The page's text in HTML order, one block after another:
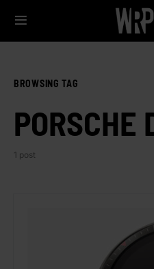
BROWSING TAG
PORSCHE
1 post